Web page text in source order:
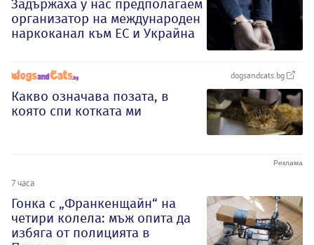
Задържаха у нас предполагаем
организатор на международен
наркоканал към ЕС и Украйна
dogsandcats.bg
Какво означава позата, в
която спи котката ми
7 часа
Гонка с „Франкенщайн“ на
четири колела: мъж опита да
избяга от полицията в